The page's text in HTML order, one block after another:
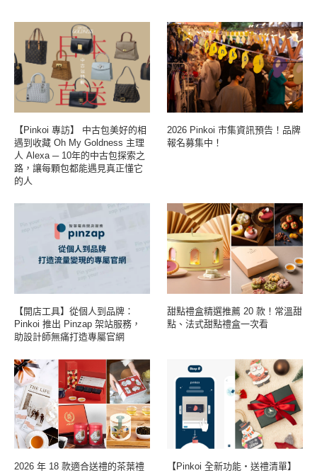
【Pinkoi 專訪】 中古包美好的相
遇到收藏 Oh My Goldness 主理
人 Alexa ─ 10年的中古包探索之
路，讓每顆包都能遇見真正懂它
的人
2026 Pinkoi 市集資訊預告！品牌
報名募集中！
【開店工具】從個人到品牌：
Pinkoi 推出 Pinzap 架站服務，
助設計師無痛打造專屬官網
甜點禮盒精選推薦 20 款！常溫甜
點、法式甜點禮盒一次看
2026 年 18 款適合送禮的茶葉禮
【Pinkoi 全新功能・送禮清單】